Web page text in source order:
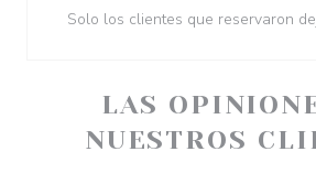
LAS
NUESTROS
Solo los clientes que reservaron